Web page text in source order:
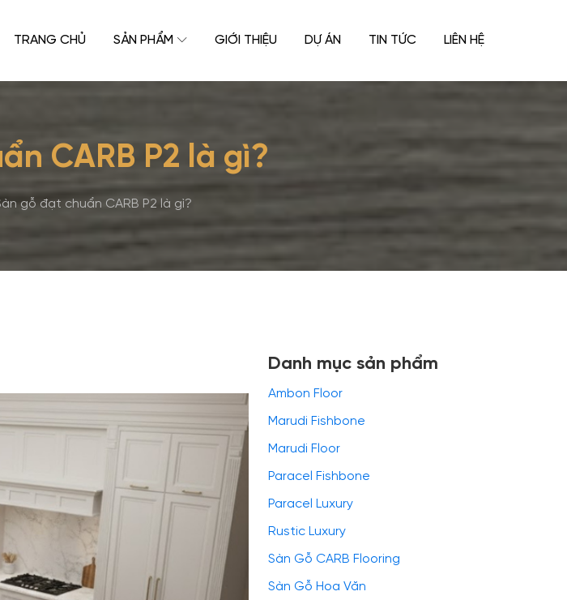
TRANG CHỦ SẢN PHẨM GIỚI THIỆU DỰ ÁN TIN TỨC LIÊN HỆ
CARB P2 là gì?
gỗ đạt chuẩn CARB P2 là gì?
Danh mục sản phẩm
Ambon Floor
Marudi Fishbone
Marudi Floor
Paracel Fishbone
Paracel Luxury
Rustic Luxury
Sàn Gỗ CARB Flooring
Sàn Gỗ Hoa Văn